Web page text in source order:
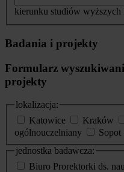
kierunku studiów
Badania i projekty
Formularz
projekty
lokalizacja:
Katowice
Kraków
ogólnouczelniany
Sopot
jednostka badawcza:
Biuro Prorektorki ds.